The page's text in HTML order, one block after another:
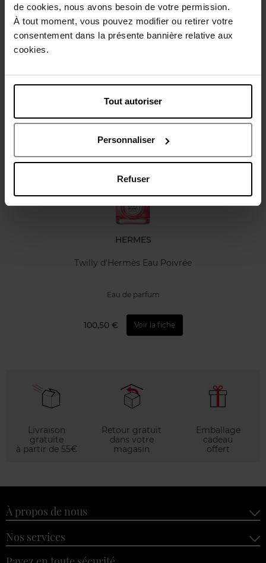
de cookies, nous avons besoin de votre permission.
À tout moment, vous pouvez modifier ou retirer votre
consentement dans la présente bannière relative aux
cookies.
Tout autoriser
Personnaliser
Refuser
Description
Caractéristiques
Avis client
Vous aimerez peut-être
HERMES
Twilly d'Hermès Eau Poivrée
Eau de parfum
100,50 € Voir la fiche
Livraison
gratuite
à partir de 55€
Retour gratuit
dans votre
magasin
Emballage
cadeau
offert
À propos de nous
Nos services